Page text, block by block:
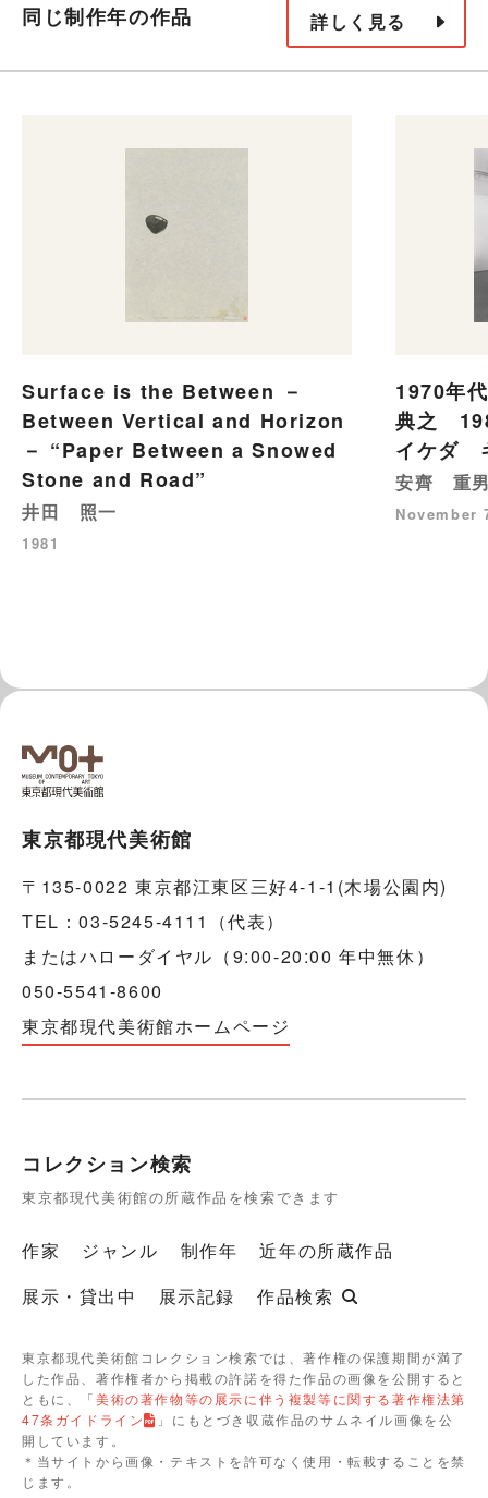
同じ制作年の作品 詳しく見る
Surface is the Between －
Between Vertical and Horizon
－ “Paper Between a Snowed
Stone and Road”
井田 照一
1981
1970年
典之
イケダ
安齊 重
November
東京都現代美術館
〒135-0022 東京都江東区三好4-1-1(木場公園内)
TEL：03-5245-4111（代表）
またはハローダイヤル（9:00-20:00 年中無休）
050-5541-8600
東京都現代美術館ホームページ
コレクション検索
東京都現代美術館の所蔵作品を検索できます
作家 ジャンル 制作年
近年の所蔵作品
展示・貸出中
展示記録 作品検索
東京都現代美術館コレクション検索では、著作権の保護期間が満了
した作品、著作権者から掲載の許諾を得た作品の画像を公開すると
ともに、「美術の著作物等の展示に伴う複製等に関する著作権法第
47条ガイドライン
」にもとづき収蔵作品のサムネイル画像を公
開しています。
＊当サイトから画像・テキストを許可なく使用・転載することを禁
じます。